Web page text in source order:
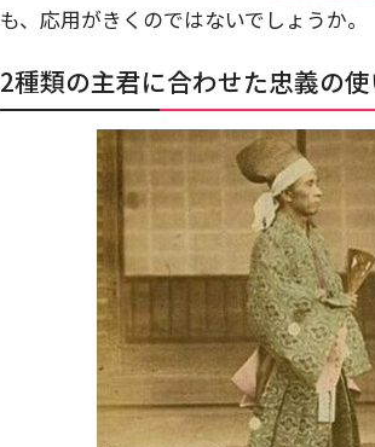
も、応用がきくのではないでしょうか。
2種類の主君に合わせた忠義の